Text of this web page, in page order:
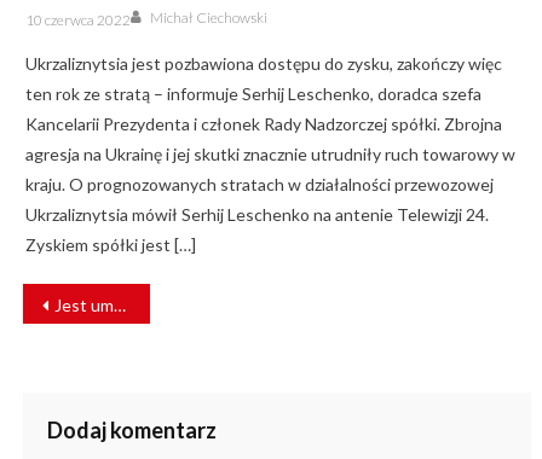
Posted
on
10 czerwca 2022 Author
Michał Ciechowski
Ukrzaliznytsia jest pozbawiona dostępu do zysku, zakończy więc
ten rok ze stratą – informuje Serhij Leschenko, doradca szefa
Kancelarii Prezydenta i członek Rady Nadzorczej spółki. Zbrojna
agresja na Ukrainę i jej skutki znacznie utrudniły ruch towarowy w
kraju. O prognozowanych stratach w działalności przewozowej
Ukrzaliznytsia mówił Serhij Leschenko na antenie Telewizji 24.
Zyskiem spółki jest […]
NAWIGACJA
WPISU
Jest umowa na modernizację ul. Piekarskiej w Bytomiu
Dodaj komentarz